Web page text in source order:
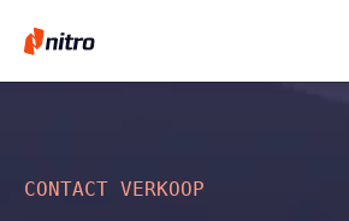
CONTACT VERKOOP